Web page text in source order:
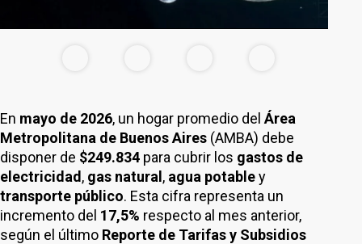
En mayo de 2026, un hogar promedio del Área
Metropolitana de Buenos Aires (AMBA) debe
disponer de $249.834 para cubrir los gastos de
electricidad , gas natural , agua potabley
transporte público. Esta cifra representa un
incremento del 17,5% respecto al mes anterior,
según el último Reporte de Tarifas y Subsidios